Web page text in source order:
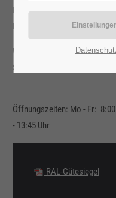
Ilbenstadt und auf folgenden
Friedberg und Nidda.
Wir beladen im Humus- und
Sie an die Ladungssicherung
Öffnungszeiten: Mo - Fr:
- 13:45 Uhr
RAL-Gütesiegel